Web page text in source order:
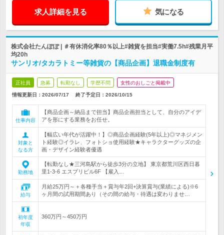
求人詳細を見る 気になる
株式会社たんぽぽ | ＃有休消化率80％以上#雑貨を担当#実働7.5h#残業月平
均20h
サンリオ/タカラトミー等雑貨の【商品企画】退職金制度有
正社員 急募 転勤なし 学歴不問 女性のおしごと掲載中
情報更新日：2026/07/17 終了予定日： 2026/10/15
仕事内容
【商品企画～納品まで担当】商品企画担当として、自分のアイデ
アを形にする業務をお任せ。
対象と
なる方
【幅広い年代が活躍中！】◎商品企画経験(5年以上)◎マネジメン
ト経験◎イラレ、フォトショ使用経験★キャラクターグッズの企
画・デザイン経験者優遇
勤務地
【転勤なし★三河島駅から徒歩3分の立地】 東京都荒川区西日暮
里1-3-6 エスプリビル6F 【雇入…
給与
月給25万円～＋各種手当＋賞与年2回+決算賞与(業績による)※6
ヶ月間の試用期間あり（その間の給与・待遇は変わりませ…
初年度
年収
360万円～450万円